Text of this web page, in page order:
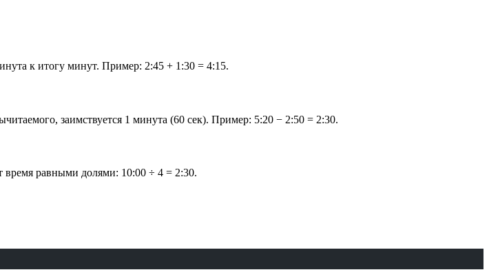
к итогу минут. Пример: 2:45 + 1:30 = 4:15.
заимствуется 1 минута (60 сек). Пример: 5:20 − 2:50 = 2:30.
время равными долями: 10:00 ÷ 4 = 2:30.